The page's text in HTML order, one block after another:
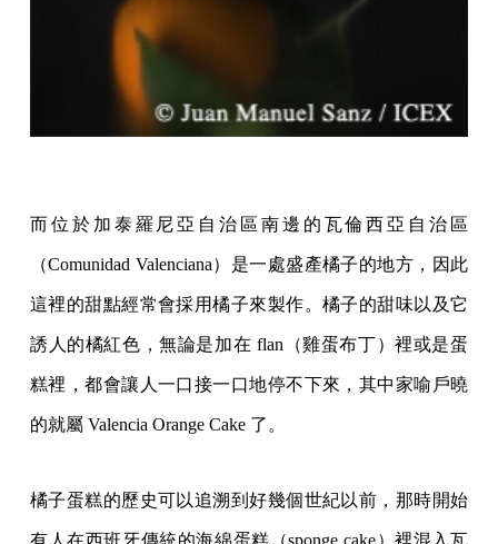
而位於加泰羅尼亞自治區南邊的瓦倫西亞自治區
（Comunidad Valenciana）是一處盛產橘子的地方，因此
這裡的甜點經常會採用橘子來製作。橘子的甜味以及它
誘人的橘紅色，無論是加在 flan（雞蛋布丁）裡或是蛋
糕裡，都會讓人一口接一口地停不下來，其中家喻戶曉
的就屬 Valencia Orange Cake 了。
橘子蛋糕的歷史可以追溯到好幾個世紀以前，那時開始
有人在西班牙傳統的海綿蛋糕（sponge cake）裡混入瓦